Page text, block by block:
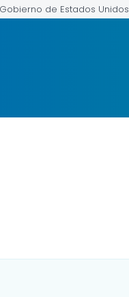
de Estados Unidos